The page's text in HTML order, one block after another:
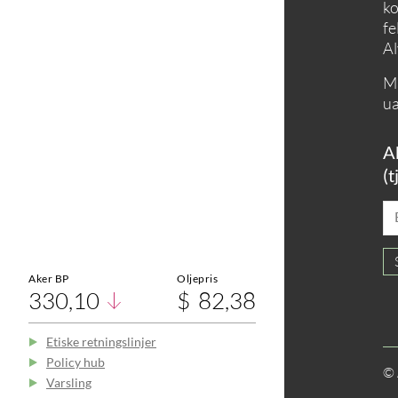
Aker BP
330,10
Oljepris
82,38
Etiske retningslinjer
Policy hub
Varsling
©